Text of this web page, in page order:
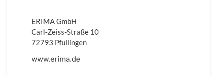
ERIMA GmbH
Carl-Zeiss-Straße 10
72793 Pfullingen
www.erima.de